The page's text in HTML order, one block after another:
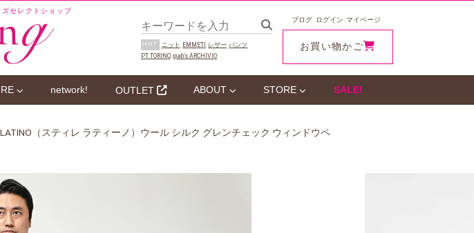
ズセレクトショップ
HOT ニット EMMETI レザー パンツ
PT TORINO giab‘s ARCHIVIO
ブログ ログイン マイページ
お買い物かご
network! OUTLET ABOUT STORE SALE!
LATINO（スティレ ラティーノ）ウール シルク グレンチェック ウィンドウペ